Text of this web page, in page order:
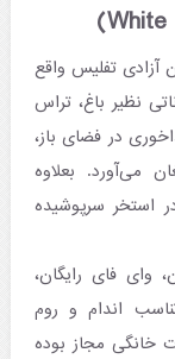
۲.۹ مایلی میدان آزادی تفلیس واقع
نظیر باغ، تراس
در فضای باز،
می‌آورد. بعلاوه
استخر سرپوشیده
وای فای رایگان،
اندام و روم
خانگی مجاز بوده